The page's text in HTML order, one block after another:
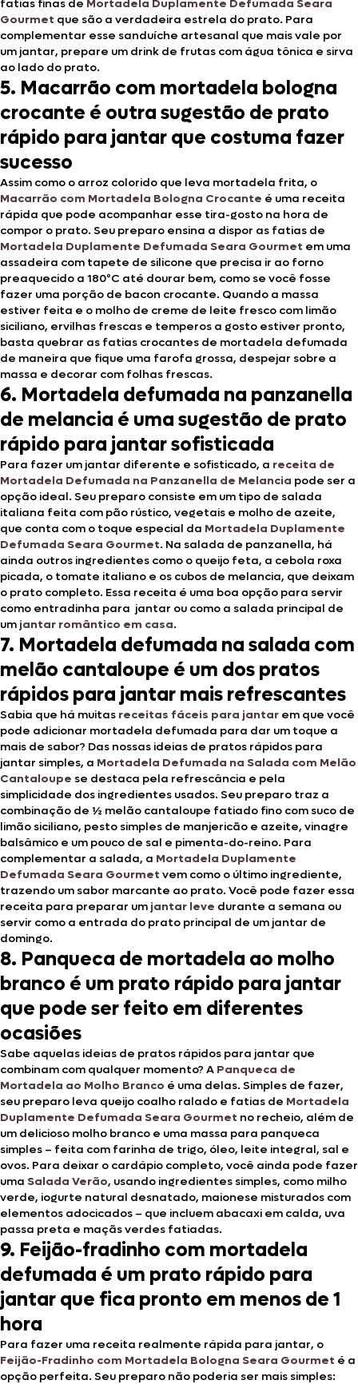
fatias finas de Mortadela Duplamente Defumada Seara
Gourmet que são a verdadeira estrela do prato. Para
complementar esse sanduíche artesanal que mais vale por
um jantar, prepare um drink de frutas com água tônica e sirva
ao lado do prato.
5. Macarrão com mortadela bologna
crocante é outra sugestão de prato
rápido para jantar que costuma fazer
sucesso
Assim como o arroz colorido que leva mortadela frita, o
Macarrão com Mortadela Bologna Crocante é uma receita
rápida que pode acompanhar esse tira-gosto na hora de
compor o prato. Seu preparo ensina a dispor as fatias de
Mortadela Duplamente Defumada Seara Gourmet em uma
assadeira com tapete de silicone que precisa ir ao forno
preaquecido a 180ºC até dourar bem, como se você fosse
fazer uma porção de bacon crocante. Quando a massa
estiver feita e o molho de creme de leite fresco com limão
siciliano, ervilhas frescas e temperos a gosto estiver pronto,
basta quebrar as fatias crocantes de mortadela defumada
de maneira que fique uma farofa grossa, despejar sobre a
massa e decorar com folhas frescas.
6. Mortadela defumada na panzanella
de melancia é uma sugestão de prato
rápido para jantar sofisticada
Para fazer um jantar diferente e sofisticado, a receita de
Mortadela Defumada na Panzanella de Melancia pode ser a
opção ideal. Seu preparo consiste em um tipo de salada
italiana feita com pão rústico, vegetais e molho de azeite,
que conta com o toque especial da Mortadela Duplamente
Defumada Seara Gourmet. Na salada de panzanella, há
ainda outros ingredientes como o queijo feta, a cebola roxa
picada, o tomate italiano e os cubos de melancia, que deixam
o prato completo. Essa receita é uma boa opção para servir
como entradinha para jantar ou como a salada principal de
um jantar romântico em casa.
7. Mortadela defumada na salada com
melão cantaloupe é um dos pratos
rápidos para jantar mais refrescantes
Sabia que há muitas receitas fáceis para jantar em que você
pode adicionar mortadela defumada para dar um toque a
mais de sabor? Das nossas ideias de pratos rápidos para
jantar simples, a Mortadela Defumada na Salada com Melão
Cantaloupe se destaca pela refrescância e pela
simplicidade dos ingredientes usados. Seu preparo traz a
combinação de ½ melão cantaloupe fatiado fino com suco de
limão siciliano, pesto simples de manjericão e azeite, vinagre
balsâmico e um pouco de sal e pimenta-do-reino. Para
complementar a salada, a Mortadela Duplamente
Defumada Seara Gourmet vem como o último ingrediente,
trazendo um sabor marcante ao prato. Você pode fazer essa
receita para preparar um jantar leve durante a semana ou
servir como a entrada do prato principal de um jantar de
domingo.
8. Panqueca de mortadela ao molho
branco é um prato rápido para jantar
que pode ser feito em diferentes
ocasiões
Sabe aquelas ideias de pratos rápidos para jantar que
combinam com qualquer momento? A Panqueca de
Mortadela ao Molho Branco é uma delas. Simples de fazer,
seu preparo leva queijo coalho ralado e fatias de Mortadela
Duplamente Defumada Seara Gourmet no recheio, além de
um delicioso molho branco e uma massa para panqueca
simples – feita com farinha de trigo, óleo, leite integral, sal e
ovos. Para deixar o cardápio completo, você ainda pode fazer
uma Salada Verão, usando ingredientes simples, como milho
verde, iogurte natural desnatado, maionese misturados com
elementos adocicados – que incluem abacaxi em calda, uva
passa preta e maçãs verdes fatiadas.
9. Feijão-fradinho com mortadela
defumada é um prato rápido para
jantar que fica pronto em menos de 1
hora
Para fazer uma receita realmente rápida para jantar, o
Feijão-Fradinho com Mortadela Bologna Seara Gourmet é a
opção perfeita. Seu preparo não poderia ser mais simples: